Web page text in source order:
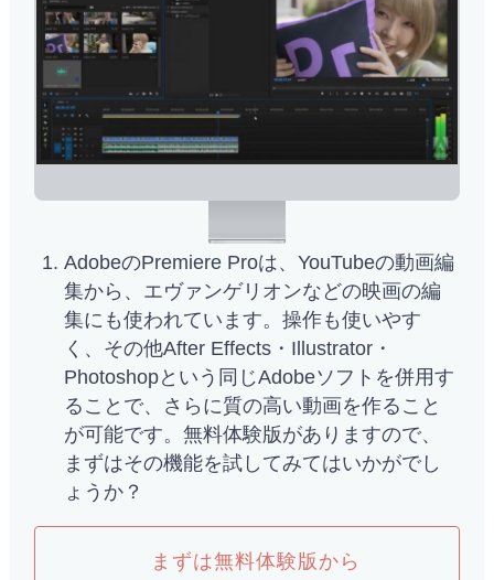
AdobeのPremiere Proは、YouTubeの動画編
集から、エヴァンゲリオンなどの映画の編
集にも使われています。操作も使いやす
く、その他After Effects・Illustrator・
Photoshopという同じAdobeソフトを併用す
ることで、さらに質の高い動画を作ること
が可能です。無料体験版がありますので、
まずはその機能を試してみてはいかがでし
ょうか？
まずは無料体験版から